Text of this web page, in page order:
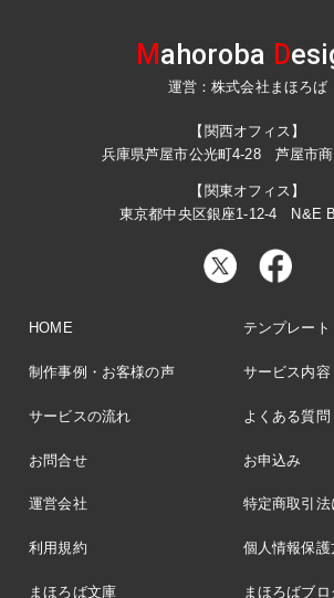
M ahoroba D
運営：株式会社まほろば
【関西オフィス】
兵庫県芦屋市公光町4-28 芦屋市
【関東オフィス】
東京都中央区銀座1-12-4 N&E
HOME テンプレート
制作事例・お客様の声 サービス内容
サービスの流れ よくある質問
お問合せ お申込み
運営会社 特定商取引
利用規約 個人情報保護
まほろば文庫 まほろばブロ